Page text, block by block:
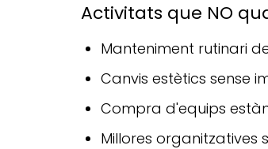
Activitats que NO
Manteniment rutinari
Canvis estètics sense
Compra d'equips
Millores organitzatives